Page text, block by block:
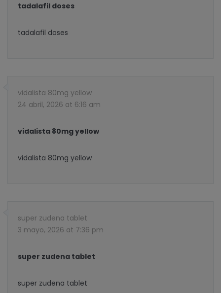
tadalafil doses
tadalafil doses
vidalista 80mg yellow
24 abril, 2026 at 6:16 am
vidalista 80mg yellow
vidalista 80mg yellow
super zudena tablet
3 mayo, 2026 at 7:36 pm
super zudena tablet
super zudena tablet